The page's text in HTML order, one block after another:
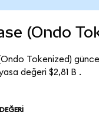
(Ondo
Tokenized)
değeri $2,81 B .